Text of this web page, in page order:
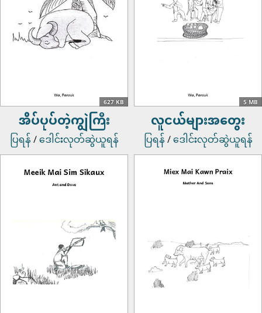
627 KB
အိပ်ပုပ်တဲ့ကျွဲကြီး
ပြရန် /ဒေါင်းလုတ်ဆွဲယူရန်
5 MB
လူငယ်များအတွေး
ပြရန် /ဒေါင်းလုတ်ဆွဲယူရန်